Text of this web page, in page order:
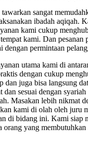
sangat
ibadah aqiqah.
kami cukup
kami. Dan pesanan
dengan permintaan
utama kami di
dengan cukup
dan juga bisa langsung
dan sesuai dengan
Masakan lebih nikmat
kami di olah oleh juru
di bidang ini. Kami siap
orang yang